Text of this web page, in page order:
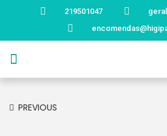
219501047
PREVIOUS